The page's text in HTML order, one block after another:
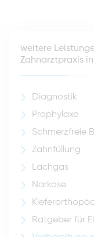
weitere
Zahnarztpraxis
Diagnostik
Prophylaxe
Schmerzfreie
Zahnfüllung
Lachgas
Narkose
Ratgeber für